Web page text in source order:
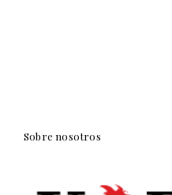
Sobre nosotros